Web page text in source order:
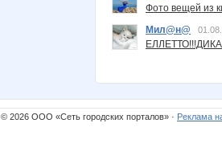
Фото вещей из
Мил@н@
© 2026 ООО «Сеть городских порталов» · Реклама